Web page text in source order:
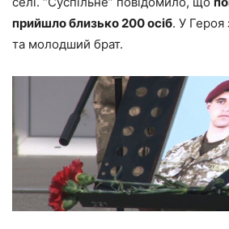
прийшло близько 200 осіб. У Героя
та молодший брат.